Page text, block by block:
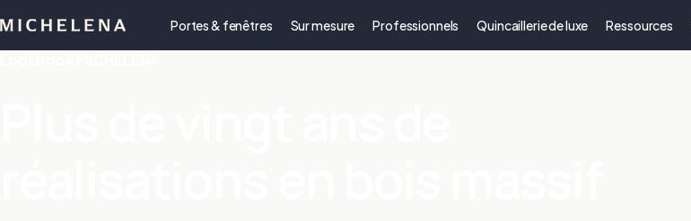
Portes & fenêtres Sur mesure Professionnels Quincaillerie de luxe Ressources